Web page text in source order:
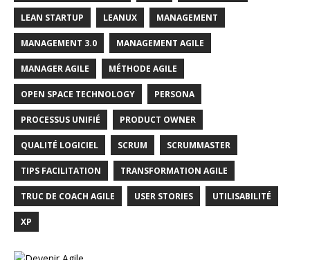
LEAN STARTUP LEANUX MANAGEMENT
MANAGEMENT 3.0 MANAGEMENT AGILE
MANAGER AGILE MÉTHODE AGILE
OPEN SPACE TECHNOLOGY PERSONA
PROCESSUS UNIFIÉ PRODUCT OWNER
QUALITÉ LOGICIEL SCRUM SCRUMMASTER
TIPS FACILITATION TRANSFORMATION AGILE
TRUC DE COACH AGILE USER STORIES UTILISABILITÉ
XP